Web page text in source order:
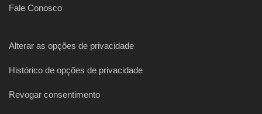
Fale Conosco
Alterar as opções de privacidade
Histórico de opções de privacidade
Revogar consentimento